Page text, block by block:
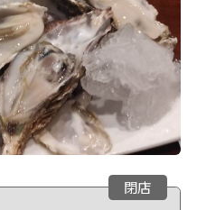
閉店